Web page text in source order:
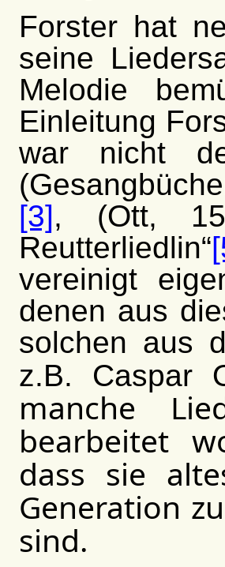
Forster hat
seine
Melodie
Einleitung
war nicht
[3], (Ott,
Reutterliedlin“
vereinigt
denen aus
solchen aus
z.B. Caspar
manche
bearbeitet
dass sie
Generation
sind.